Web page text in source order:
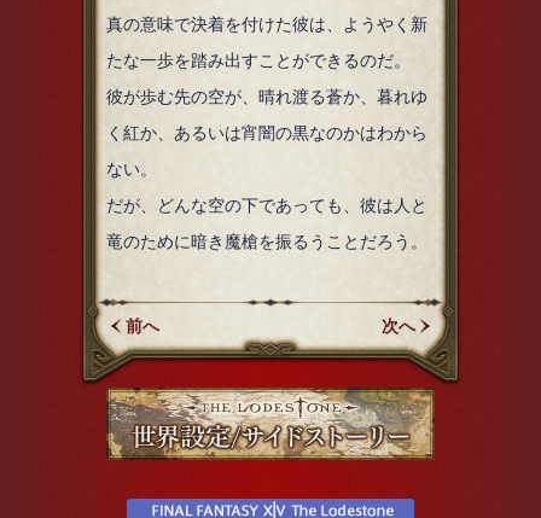
真の意味で決着を付けた彼は、ようやく新
たな一歩を踏み出すことができるのだ。
彼が歩む先の空が、晴れ渡る蒼か、暮れゆ
く紅か、あるいは宵闇の黒なのかはわから
ない。
だが、どんな空の下であっても、彼は人と
竜のために暗き魔槍を振るうことだろう。
前へ 次へ